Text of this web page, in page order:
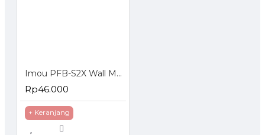
Imou PFB-S2X Wall Mounting Bracket for Indoor P&T Camera IP Cam Braket
Rp46.000
+ Keranjang